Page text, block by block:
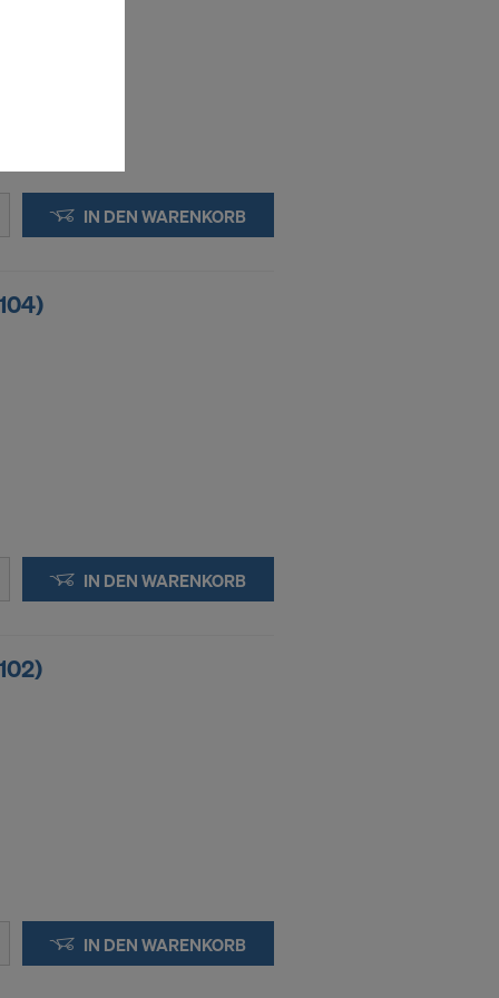
IN DEN WARENKORB
IN DEN WARENKORB
IN DEN WARENKORB
Sie der
dem
indem
DIE